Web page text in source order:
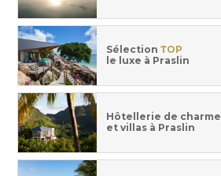
Sélection TOP
le luxe à Praslin
Hôtellerie de charme
et villas à Praslin